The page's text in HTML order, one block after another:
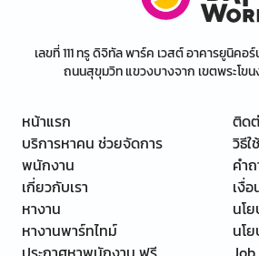
เลขที่ 111 ทรู ดิจิทัล พาร์ค เวสต์ อาคารยูนิคอ
ถนนสุขุมวิท แขวงบางจาก เขตพระโข
หน้าแรก
บริการหาคน ช่วยจัดการ
พนักงาน
เกี่ยวกับเรา
หางาน
หางานพาร์ทไทม์
ติด
วิธีใ
คำ
เงื่
นโ
นโ